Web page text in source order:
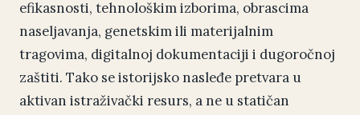
efikasnosti, tehnološkim izborima, obrascima
naseljavanja, genetskim ili materijalnim
tragovima, digitalnoj dokumentaciji i dugoročnoj
zaštiti. Tako se istorijsko nasleđe pretvara u
aktivan istraživački resurs, a ne u statičan